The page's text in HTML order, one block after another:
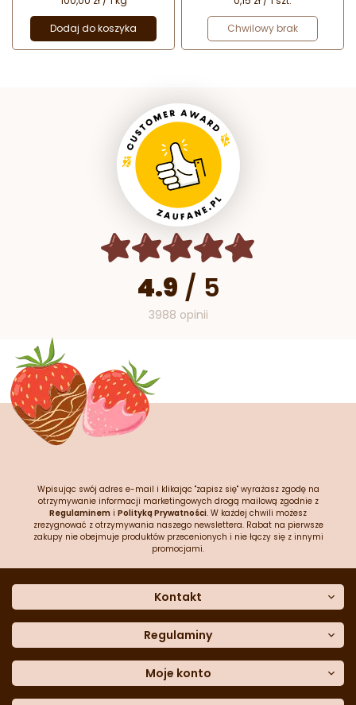
Dodaj do koszyka Chwilowy brak
4.9 / 5
3988 opinii
Wpisując swój adres e-mail i klikając "zapisz się" wyrażasz zgodę na
otrzymywanie informacji marketingowych drogą mailową zgodnie z
Regulaminem i Polityką Prywatności. W każdej chwili możesz
zrezygnować z otrzymywania naszego newslettera. Rabat na pierwsze
zakupy nie obejmuje produktów przecenionych i nie łączy się z innymi
promocjami.
Kontakt
Dane kontaktowe
Często zadawane pytania
Sklep stacjonarny
Formularz kontaktowy
Regulaminy
Polityka prywatności
Polityka cookies
Moje konto